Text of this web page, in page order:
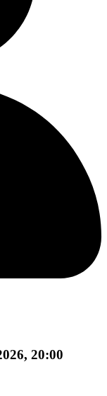
20:00